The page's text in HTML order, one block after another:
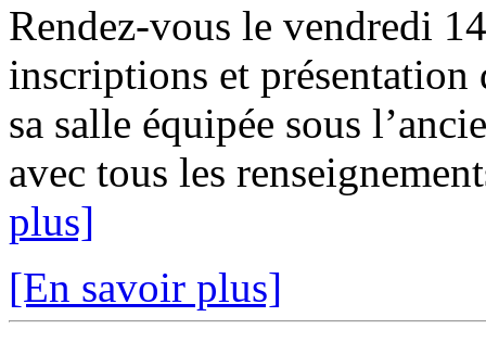
Rendez-vous le vendredi
inscriptions et
sa salle équipée sous
avec tous les
plus]
[En savoir plus]